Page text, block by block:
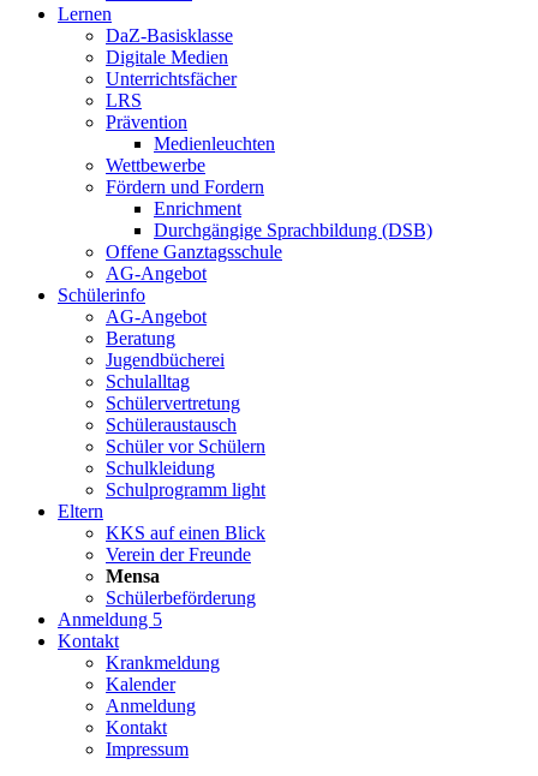
Lernen
DaZ-Basisklasse
Digitale Medien
Unterrichtsfächer
LRS
Prävention
Medienleuchten
Wettbewerbe
Fördern und Fordern
Enrichment
Durchgängige Sprachbildung (DSB)
Offene Ganztagsschule
AG-Angebot
Schülerinfo
AG-Angebot
Beratung
Jugendbücherei
Schulalltag
Schülervertretung
Schüleraustausch
Schüler vor Schülern
Schulkleidung
Schulprogramm light
Eltern
KKS auf einen Blick
Verein der Freunde
Mensa
Schülerbeförderung
Anmeldung 5
Kontakt
Krankmeldung
Kalender
Anmeldung
Kontakt
Impressum